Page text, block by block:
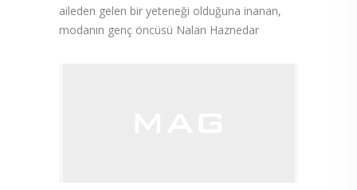
aileden gelen bir yeteneği olduğuna inanan,
modanın genç öncüsü Nalan Haznedar